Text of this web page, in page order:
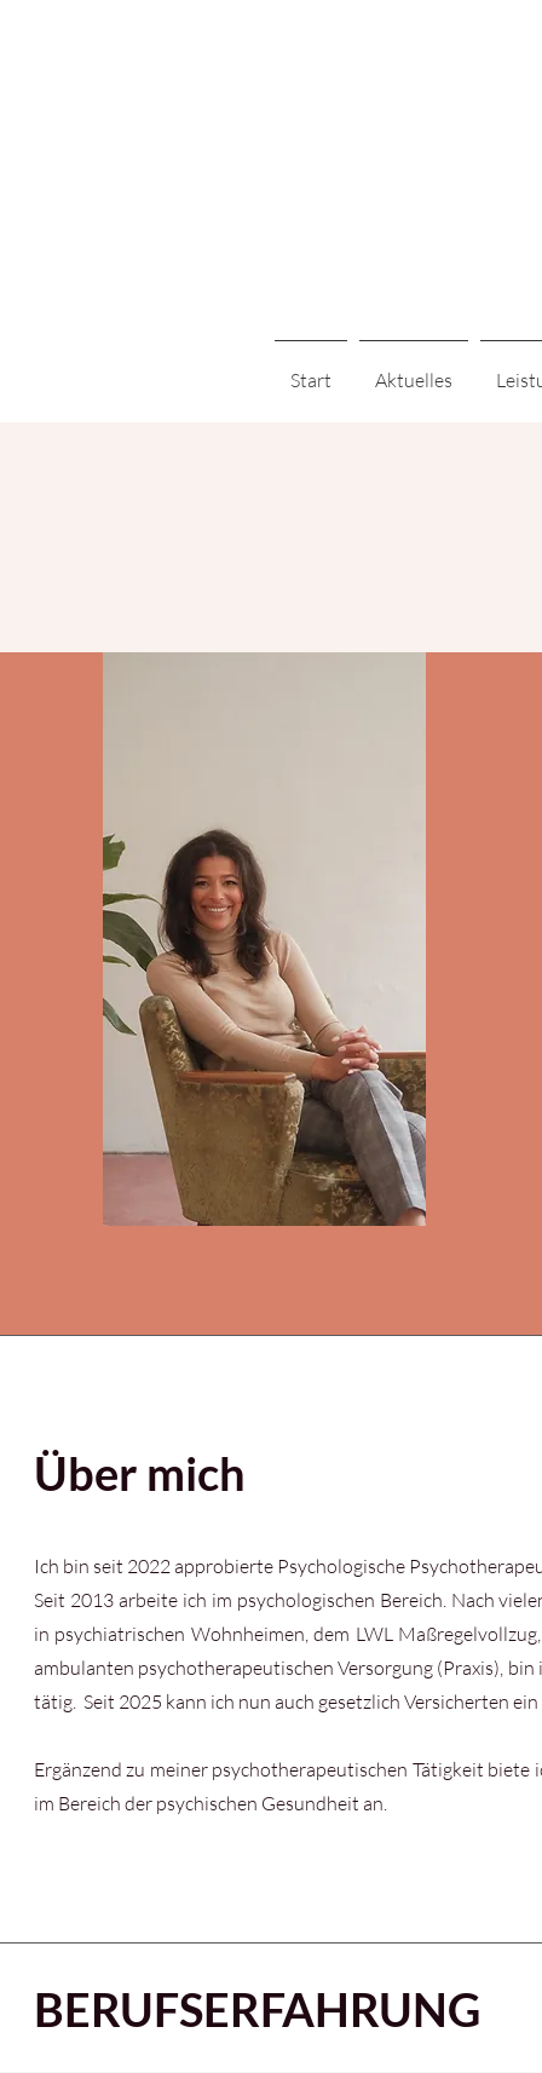
Start Aktuelles
Über mich
Ich bin seit 2022 approbierte Psychologische
Seit 2013 arbeite ich im psychologischen Bereich. Nach
in psychiatrischen Wohnheimen, dem LWL
ambulanten psychotherapeutischen Versorgung (Praxis),
tätig. Seit 2025 kann ich nun auch gesetzlich Versicherten
Ergänzend zu meiner psychotherapeutischen Tätigkeit
im Bereich der psychischen Gesundheit an.
BERUFSERFAHRUNG